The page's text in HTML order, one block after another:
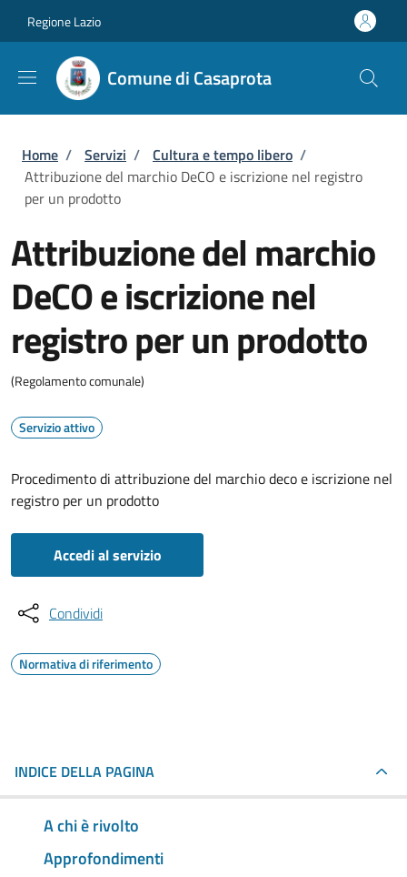
Regione Lazio
Comune di Casaprota
Briciole di pane
Home / Servizi / Cultura e tempo libero /
Attribuzione del marchio DeCO e iscrizione nel registro
per un prodotto
Attribuzione del marchio
DeCO e iscrizione nel
registro per un prodotto
(Regolamento comunale)
Servizio attivo
Procedimento di attribuzione del marchio deco e iscrizione nel
registro per un prodotto
Accedi al servizio
Condividi
Normativa di riferimento
INDICE DELLA PAGINA
A chi è rivolto
Approfondimenti